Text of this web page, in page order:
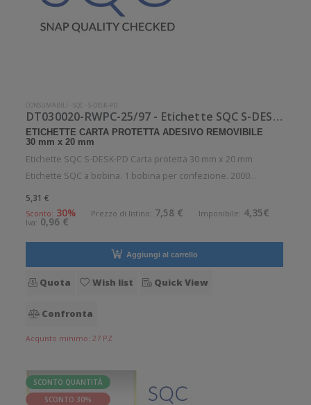
CONSUMABILI -SQC -S-DESK-PD
DT030020-RWPC-25/97 - Etichette SQC S-DESK-PD Carta protetta
ETICHETTE CARTA PROTETTA ADESIVO REMOVIBILE
30 mm x 20 mm
Etichette SQC S-DESK-PD Carta protetta 30 mm x 20 mm
Etichette SQC a bobina. 1 bobina per confezione. 2000
etichette per bobina. Etichette in carta protetta con adesivo
removibile. Diametro interno: 25 mm. Diametro esterno: 97
mm. Tipo: Supporto
5,31 €
Sconto: 30% Prezzo di listino: 7,58 € Imponibile: 4,35€
Iva: 0,96 €
Aggiungi al carrello
Quota Wish list Quick View
Confronta
Acquisto minimo: 27 PZ
SCONTO QUANTITÀ
SCONTO 30%